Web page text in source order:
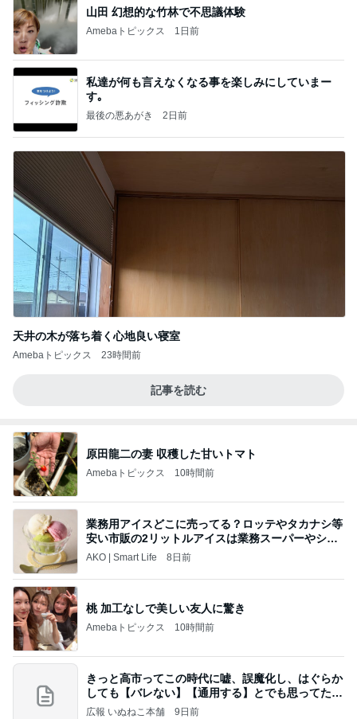
山田 幻想的な竹林で不思議体験
Amebaトピックス 1日前
私達が何も言えなくなる事を楽しみにしていまー
す｡
最後の悪あがき 2日前
天井の木が落ち着く心地良い寝室
Amebaトピックス 23時間前
記事を読む
原田龍二の妻 収穫した甘いトマト
Amebaトピックス 10時間前
業務用アイスどこに売ってる？ロッテやタカナシ等
安い市販の2リットルアイスは業務スーパーやシャ
トレ
AKO | Smart Life 8日前
桃 加工なしで美しい友人に驚き
Amebaトピックス 10時間前
きっと高市ってこの時代に嘘、誤魔化し、はぐらか
しても【バレない】【通用する】とでも思ってたん
だろ
広報 いぬねこ本舗 9日前